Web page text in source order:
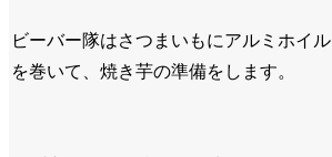
ビーバー隊はさつまいもにアルミホイル
を巻いて、焼き芋の準備をします。